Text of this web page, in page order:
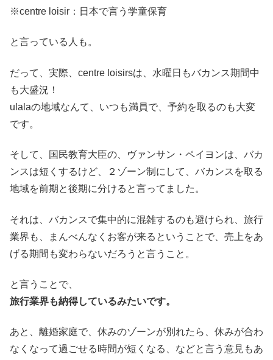
※centre loisir：日本で言う学童保育
と言っている人も。
だって、実際、centre loisirsは、水曜日もバカンス期間中
も大盛況！
ulalaの地域なんて、いつも満員で、予約を取るのも大変
です。
そして、国民教育大臣の、ヴァンサン・ペイヨンは、バカ
ンスは短くするけど、２ゾーン制にして、バカンスを取る
地域を前期と後期に分けると言ってました。
それは、バカンスで集中的に混雑するのも避けられ、旅行
業界も、まんべんなくお客が来るということで、売上をあ
げる期間も変わらないだろうと言うこと。
と言うことで、
旅行業界も納得しているみたいです。
あと、離婚家庭で、休みのゾーンが別れたら、休みが合わ
なくなって過ごせる時間が短くなる、などと言う意見もあ